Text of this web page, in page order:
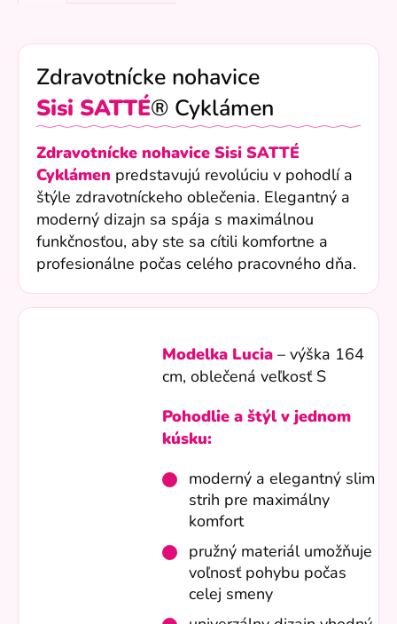
Zdravotnícke nohavice
Sisi SATTÉ® Cyklámen
Zdravotnícke nohavice Sisi SATTÉ
Cyklámen predstavujú revolúciu v pohodlí a
štýle zdravotníckeho oblečenia. Elegantný a
moderný dizajn sa spája s maximálnou
funkčnosťou, aby ste sa cítili komfortne a
profesionálne počas celého pracovného dňa.
Modelka Lucia – výška 164
cm, oblečená veľkosť S
Pohodlie a štýl v jednom
kúsku:
moderný a elegantný slim
strih pre maximálny
komfort
pružný materiál umožňuje
voľnosť pohybu počas
celej smeny